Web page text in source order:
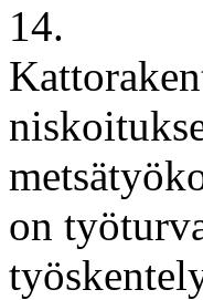
14.
on